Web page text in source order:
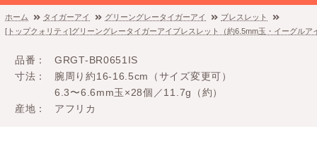
ホーム タイガーアイ グリーングレータイガーアイ
ブレスレット
[トップクォリティ]グリーングレータイガーアイブレスレット（約6.5mm玉・イーグルア
品番
GRGT-BR0651IS
寸法
腕周り約16-16.5cm（サイズ変更可）
6.3〜6.6mm玉×28個／11.7g（約）
産地
アフリカ